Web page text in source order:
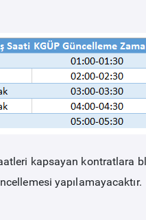
kapsayan kontratlara
yapılamayacaktır.